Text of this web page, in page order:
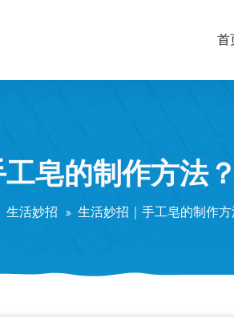
首
皂的制作方法
生活妙招 生活妙招｜手工皂的制作